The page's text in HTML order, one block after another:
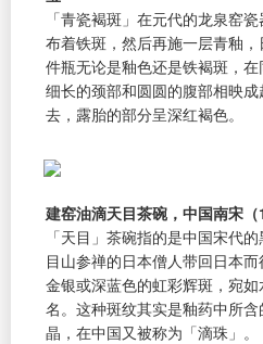
「青瓷褐斑」在元代的龙泉窑
布着铁斑，然后再施一层青釉
件瓶无论是釉色还是铁褐斑，在
细长的颈部和圆圆的腹部相映
去，露胎的部分呈深红褐色。
建窑油滴天目茶碗，中国南宋
「天目」茶碗指的是中国宋代
目山参禅的日本僧人带回日本
金银或深蓝色的虹彩辉斑，宛
名。这种斑纹其实是釉药中所
晶，在中国又被称为「滴珠」。